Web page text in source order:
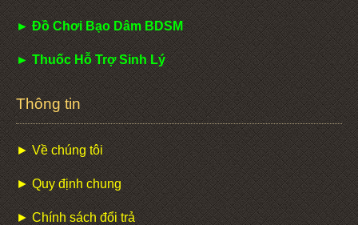
► Đồ Chơi Bạo Dâm BDSM
► Thuốc Hỗ Trợ Sinh Lý
Thông tin
► Về chúng tôi
► Quy định chung
► Chính sách đổi trả